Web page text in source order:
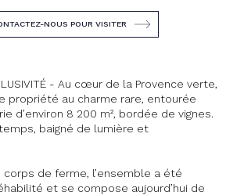
NOUS POUR VISITER
- Au cœur de la Provence verte,
propriété au charme rare, entourée
d’environ 8 200 m², bordée de vignes.
baigné de lumière et
corps de ferme, l’ensemble a été
et se compose aujourd’hui de